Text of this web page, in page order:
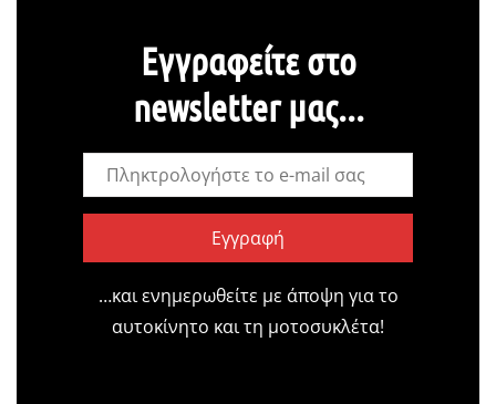
Εγγραφείτε στο
newsletter μας...
Εγγραφή
…και ενημερωθείτε με άποψη για το
αυτοκίνητο και τη μοτοσυκλέτα!